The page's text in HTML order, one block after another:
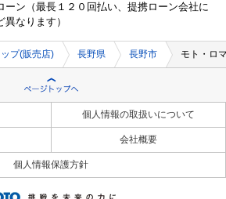
ーン（最長１２０回払い、提携ローン会社に
なります）
プ(販売店) 長野県 長野市 モト・ロ
個人情報の取扱いについて
会社概要
個人情報保護方針